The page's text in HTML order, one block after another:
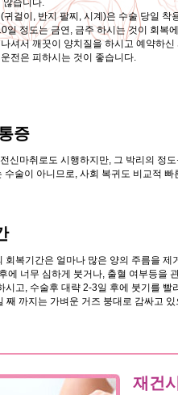
않습니다.
귀걸이, 반지 팔찌, 시계)은 수술 당일 착
일 정도는 금연, 금주 하시는 것이 회복
셔서 깨끗이 양치질을 하시고 예약하
전은 피하시는 것이 좋습니다.
증
신마취로도 시행하지만, 그 박리의 정
수술이 아니므로, 사회 복귀도 비교적 빠
회복기간은 얼마나 많은 양의 주름을
에 너무 심하게 붓거나, 출혈 여부등을
시고, 수술후 대략 2-3일 후에 붓기를
째 까지는 가벼운 거즈 붕대로 감싸고
재건